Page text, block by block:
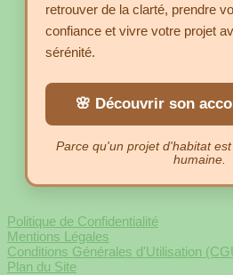
retrouver de la clarté, prendre
confiance et vivre votre projet
sérénité.
🌸 Découvrir son
Parce qu'un projet d'habitat
humaine.
Politique de Confidentialité
Mentions Légales
Conditions Générales d'Utilisation
Plan du Site